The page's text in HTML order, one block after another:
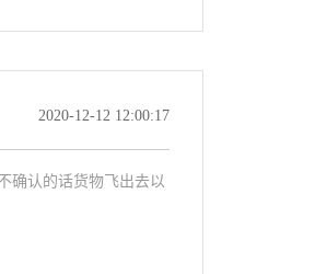
2020-12-12 12:00:17
确认的话货物飞出去以